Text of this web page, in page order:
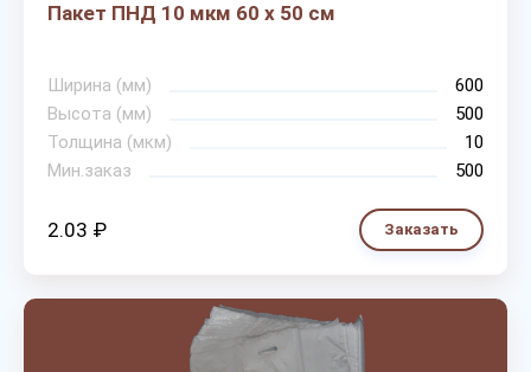
Пакет ПНД 10 мкм 60 х 50 см
Ширина (мм)
600
Высота (мм)
500
Толщина (мкм)
10
Мин.заказ
500
2.03 ₽ Заказать